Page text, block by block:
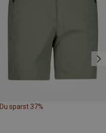
Du sparst 37%